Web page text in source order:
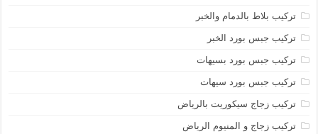
تركيب بلاط بالدمام والخبر
تركيب جبس بورد الخبر
تركيب جبس بورد بسيهات
تركيب جبس بورد سيهات
تركيب زجاج سيكوريت بالرياض
تركيب زجاج و المنيوم الرياض